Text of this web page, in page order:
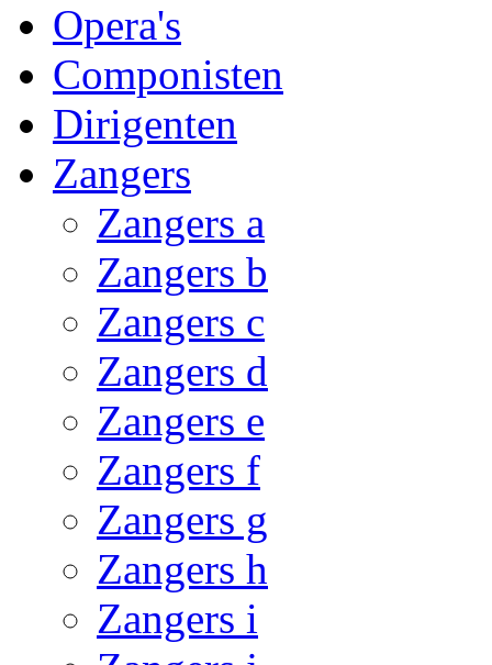
Opera's
Componisten
Dirigenten
Zangers
Zangers a
Zangers b
Zangers c
Zangers d
Zangers e
Zangers f
Zangers g
Zangers h
Zangers i